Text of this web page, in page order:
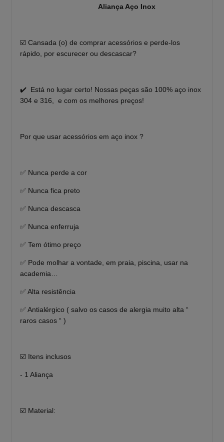
Aliança Aço Inox
☑️ Cansada (o) de comprar acessórios e perde-los
rápido, por escurecer ou descascar?
✔️ Está no lugar certo! Nossas peças são 100% aço inox
304 e 316, e com os melhores preços!
Por que usar acessórios em aço inox ?
✅ Nunca perde a cor
✅ Nunca fica preto
✅ Nunca descasca
✅ Nunca enferruja
✅ Tem ótimo preço
✅ Pode molhar a vontade, em praia, piscina, usar na
academia…
✅ Alta resistência
✅ Antialérgico ( salvo os casos de alergia muito alta “
raros casos “ )
☑️ Itens inclusos
- 1 Aliança
☑️ Material: